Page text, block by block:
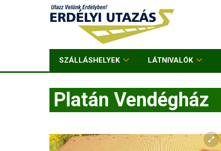
SZÁLLÁSHELYEK LÁTNIVALÓK
Platán Vendégház